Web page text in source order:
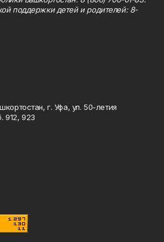
поддержки детей и родителей: 8-
г. Уфа, ул. 50-летия
912, 923